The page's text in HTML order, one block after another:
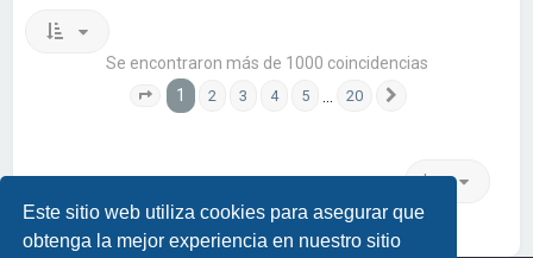
Este sitio web utiliza cookies para asegurar que
obtenga la mejor experiencia en nuestro sitio
Se encontraron más de 1000 coincidencias
Página 1de 20
1 2 3 4 5 20
Ir a